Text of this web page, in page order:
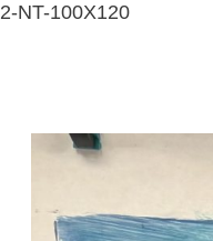
2-NT-100X120